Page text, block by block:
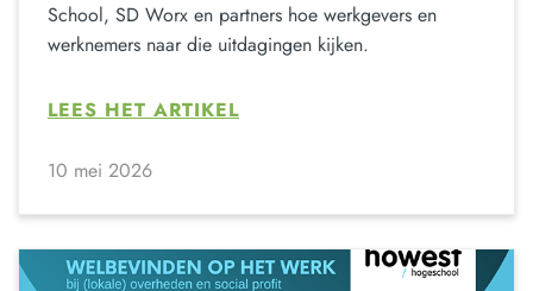
School, SD Worx en partners hoe werkgevers en
werknemers naar die uitdagingen kijken.
LEES HET ARTIKEL
10 mei 2026